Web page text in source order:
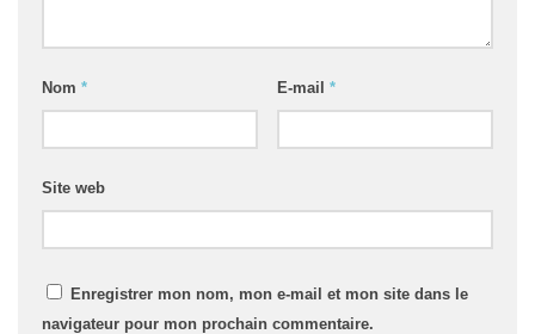
Nom * E-mail *
Site web
Enregistrer mon nom, mon e-mail et mon site dans le
navigateur pour mon prochain commentaire.